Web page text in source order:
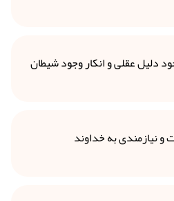
دلیل عقلی و انکار وجود شیطان
نیازمندی به خداوند